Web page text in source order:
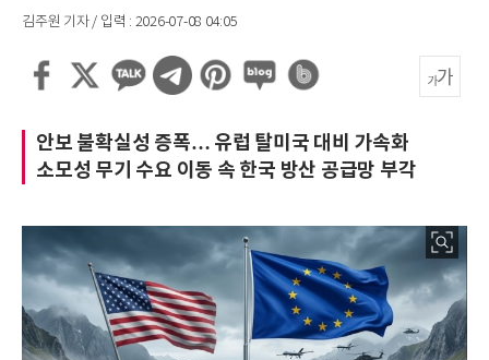
김주원 기자 / 입력 : 2026-07-08 04:05
안보 불확실성 증폭… 유럽 탈미국 대비 가속화
소모성 무기 수요 이동 속 한국 방산 공급망 부각